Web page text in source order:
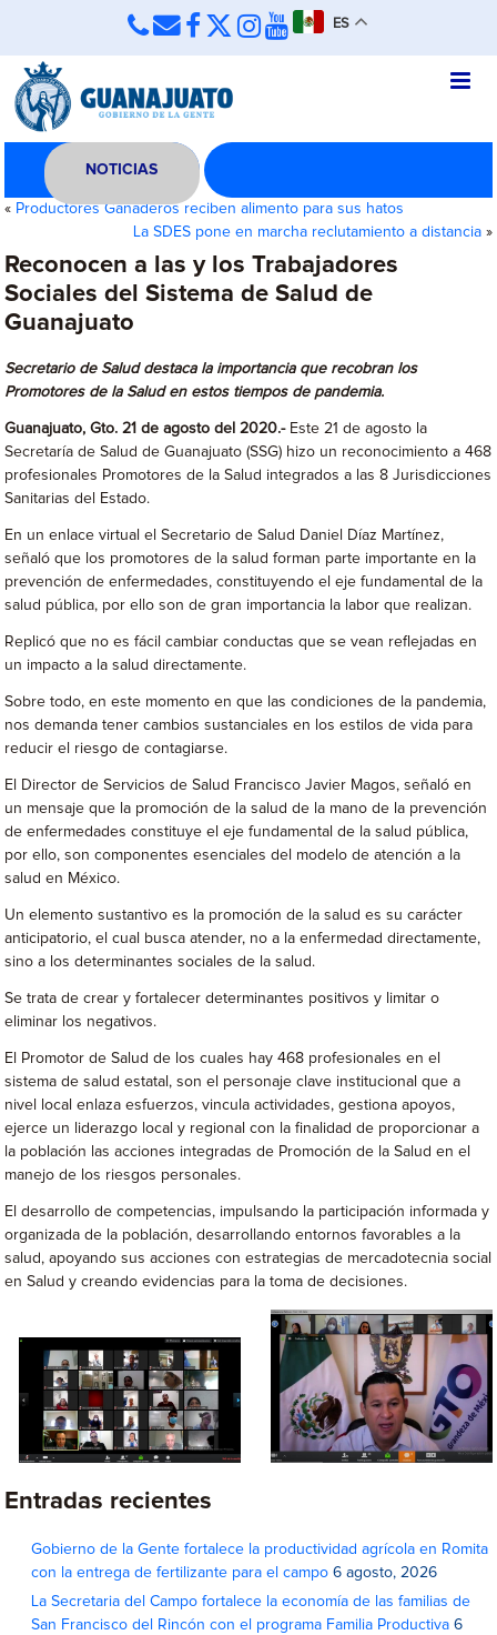
ES
NOTICIAS
« Productores Ganaderos reciben alimento para sus hatos
La SDES pone en marcha reclutamiento a distancia»
Reconocen a las y los Trabajadores
Sociales del Sistema de Salud de
Guanajuato
Secretario de Salud destaca la importancia que recobran los
Promotores de la Salud en estos tiempos de pandemia.
Guanajuato, Gto. 21 de agosto del 2020.- Este 21 de agosto la
Secretaría de Salud de Guanajuato (SSG) hizo un reconocimiento a 468
profesionales Promotores de la Salud integrados a las 8 Jurisdicciones
Sanitarias del Estado.
En un enlace virtual el Secretario de Salud Daniel Díaz Martínez,
señaló que los promotores de la salud forman parte importante en la
prevención de enfermedades, constituyendo el eje fundamental de la
salud pública, por ello son de gran importancia la labor que realizan.
Replicó que no es fácil cambiar conductas que se vean reflejadas en
un impacto a la salud directamente.
Sobre todo, en este momento en que las condiciones de la pandemia,
nos demanda tener cambios sustanciales en los estilos de vida para
reducir el riesgo de contagiarse.
El Director de Servicios de Salud Francisco Javier Magos, señaló en
un mensaje que la promoción de la salud de la mano de la prevención
de enfermedades constituye el eje fundamental de la salud pública,
por ello, son componentes esenciales del modelo de atención a la
salud en México.
Un elemento sustantivo es la promoción de la salud es su carácter
anticipatorio, el cual busca atender, no a la enfermedad directamente,
sino a los determinantes sociales de la salud.
Se trata de crear y fortalecer determinantes positivos y limitar o
eliminar los negativos.
El Promotor de Salud de los cuales hay 468 profesionales en el
sistema de salud estatal, son el personaje clave institucional que a
nivel local enlaza esfuerzos, vincula actividades, gestiona apoyos,
ejerce un liderazgo local y regional con la finalidad de proporcionar a
la población las acciones integradas de Promoción de la Salud en el
manejo de los riesgos personales.
El desarrollo de competencias, impulsando la participación informada y
organizada de la población, desarrollando entornos favorables a la
salud, apoyando sus acciones con estrategias de mercadotecnia social
en Salud y creando evidencias para la toma de decisiones.
Entradas recientes
Gobierno de la Gente fortalece la productividad agrícola en Romita
con la entrega de fertilizante para el campo 6 agosto, 2026
La Secretaria del Campo fortalece la economía de las familias de
San Francisco del Rincón con el programa Familia Productiva 6